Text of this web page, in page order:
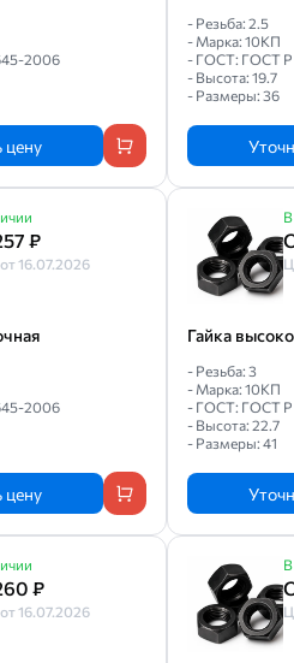
2006
цену
- Резьба: 2.5
- Марка: 10КП
- ГОСТ: ГОСТ
- Высота: 19.7
- Размеры: 36
₽
16.07.2026
2006
цену
Гайка
- Резьба: 3
- Марка: 10КП
- ГОСТ: ГОСТ
- Высота: 22.7
- Размеры: 41
₽
16.07.2026